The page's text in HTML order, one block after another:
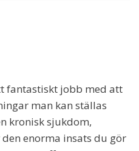
fantastiskt jobb med att
man kan ställas
kronisk sjukdom,
enorma insats du gör